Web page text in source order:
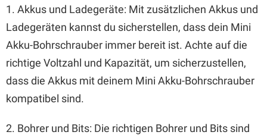
1. Akkus und Ladegeräte: Mit zusätzlichen Akkus und
Ladegeräten kannst du sicherstellen, dass dein Mini
Akku-Bohrschrauber immer bereit ist. Achte auf die
richtige Voltzahl und Kapazität, um sicherzustellen,
dass die Akkus mit deinem Mini Akku-Bohrschrauber
kompatibel sind.
2. Bohrer und Bits: Die richtigen Bohrer und Bits sind